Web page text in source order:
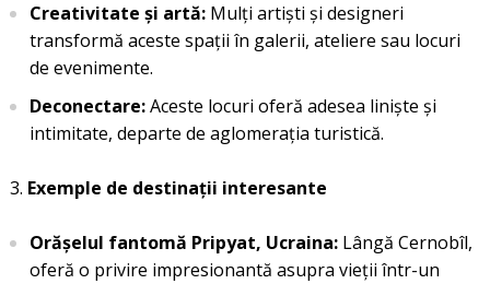
Creativitate și artă:Mulți artiști și designeri
transformă aceste spații în galerii, ateliere sau locuri
de evenimente.
Deconectare:Aceste locuri oferă adesea liniște și
intimitate, departe de aglomerația turistică.
Exemple de destinații interesante
Orășelul fantomă Pripyat, Ucraina:Lângă Cernobîl,
oferă o privire impresionantă asupra vieții într-un